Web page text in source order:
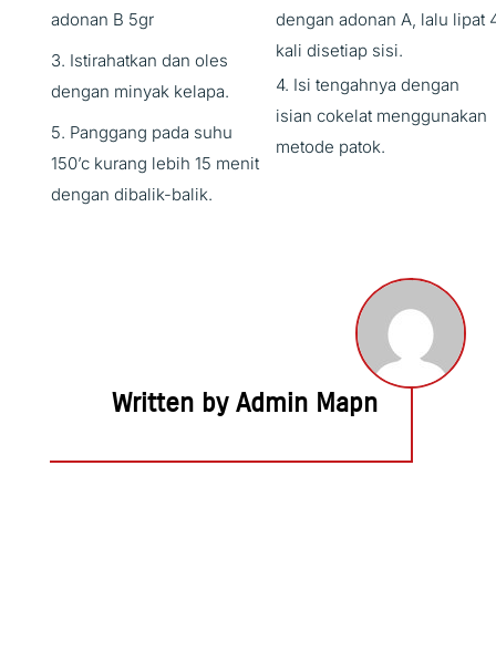
adonan B 5gr
dengan adonan A, lalu lipat
kali disetiap sisi.
3. Istirahatkan dan oles
dengan minyak kelapa.
4. Isi tengahnya dengan
isian cokelat menggunakan
metode patok.
5. Panggang pada suhu
150’c kurang lebih 15 menit
dengan dibalik-balik.
Written by Admin Mapn